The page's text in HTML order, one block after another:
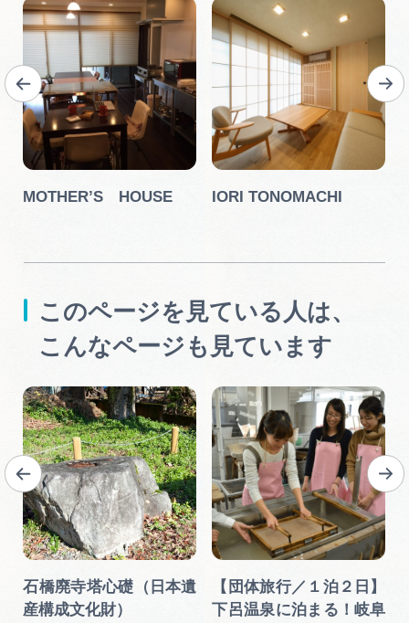
MOTHER’S HOUSE IORI TONOMACHI
このページを見ている人は、
こんなページも見ています
石橋廃寺塔心礎（日本遺
産構成文化財）
【団体旅行／１泊２日】
下呂温泉に泊まる！岐阜